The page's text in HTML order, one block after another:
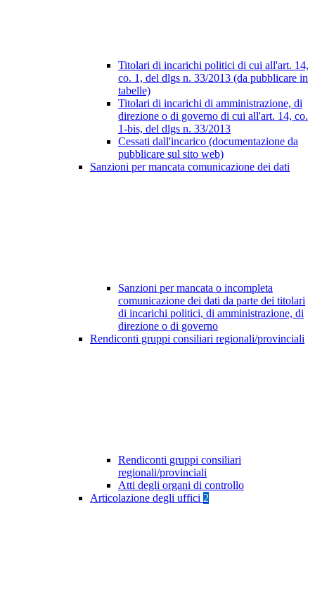
Titolari di incarichi politici di cui all'art. 14,
co. 1, del dlgs n. 33/2013 (da pubblicare in
tabelle)
Titolari di incarichi di amministrazione, di
direzione o di governo di cui all'art. 14, co.
1-bis, del dlgs n. 33/2013
Cessati dall'incarico (documentazione da
pubblicare sul sito web)
Sanzioni per mancata comunicazione dei dati
Sanzioni per mancata o incompleta
comunicazione dei dati da parte dei titolari
di incarichi politici, di amministrazione, di
direzione o di governo
Rendiconti gruppi consiliari regionali/provinciali
Rendiconti gruppi consiliari
regionali/provinciali
Atti degli organi di controllo
Articolazione degli uffici 2